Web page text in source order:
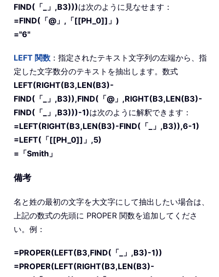
FIND(「_」,B3)))は次のように見なせます：
=FIND(「@」,「[[PH_0]]」)
="6"
LEFT 関数 ：指定されたテキスト文字列の左端から、指
定した文字数分のテキストを抽出します。数式
LEFT(RIGHT(B3,LEN(B3)-
FIND(「_」,B3)),FIND(「@」,RIGHT(B3,LEN(B3)-
FIND(「_」,B3)))-1)は次のように解釈できます：
=LEFT(RIGHT(B3,LEN(B3)-FIND(「_」,B3)),6-1)
=LEFT(「[[PH_0]]」,5)
=「Smith」
備考
名と姓の最初の文字を大文字にして抽出したい場合は、
上記の数式の先頭に PROPER 関数を追加してくださ
い。例：
=PROPER(LEFT(B3,FIND(「_」,B3)-1))
=PROPER(LEFT(RIGHT(B3,LEN(B3)-